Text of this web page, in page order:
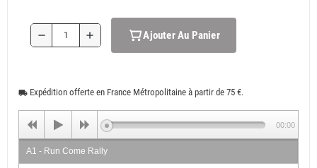
remove add Ajouter Au Panier
local_shipping Expédition offerte en France Métropolitaine à partir de 75 €.
A1 - Run Come Rally
00:00